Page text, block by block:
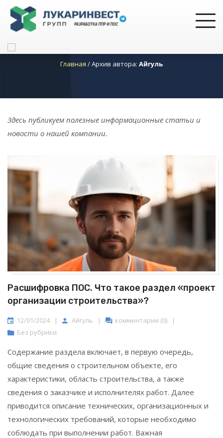
Главная /Архив автора: Айгуль
Здесь публикуем полезные информационные статьи и
новости о нашей компании.
Расшифровка ПОС. Что такое раздел «проект
организации строительства»?
12/01/2024 | Айгуль | комментарии (0)
|
Без рубрики
Содержание раздела включает, в первую очередь,
общие сведения о строительном объекте, его
характеристики, область строительства, а также
сведения о заказчике и исполнителях работ. Далее
приводится описание технических, организационных и
технологических требований, которые необходимо
соблюдать при выполнении работ. Важная